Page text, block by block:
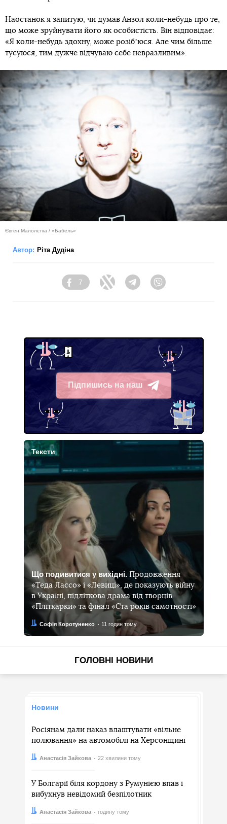
Наостанок я запитую, чи думав Анзол коли-небудь про те,
що може зруйнувати його як особистість. Він відповідає:
«Я коли-небудь здохну, може розібʼюся. Але чим більше
тусуюся, тим дужче відчуваю себе невразливим».
Євген Малолєтка / «Бабель»
Автор: Ріта Дудіна
Facebook
7
Twitter TelegramViber
Підпишись на наш
Telegram
Тексти
Що подивитися у вихідні. Продовження
«Теда Лассо» і «Левиці», де показують війну
в Україні, підліткова драма від творців
«Пліткарки» та фінал «Ста років самотності»
Автор:
Софія Коротуненко
Дата: 11 годин тому
ГОЛОВНІ НОВИНИ
Новини
Росіянам дали наказ влаштувати «вільне
полювання» на автомобілі на Херсонщині
Автор:Анастасія Зайкова
Дата: 22 хвилини тому
У Болгарії біля кордону з Румунією впав і
вибухнув невідомий безпілотник
Автор:Анастасія Зайкова
Дата: годину тому